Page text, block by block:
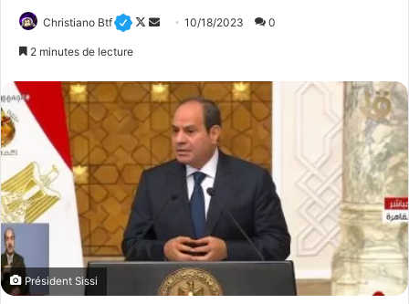
Christiano Btf
F
l
o
w
o
n
o
y
e
o
u
r
10/18/2023 0
2 minutes de lecture
Président Sissi